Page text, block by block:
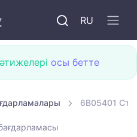
RU
осы бетте
6B05401